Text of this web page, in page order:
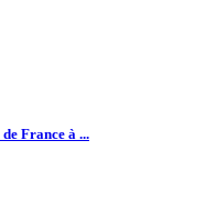
France à ...